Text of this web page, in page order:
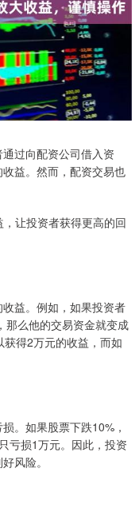
过向配资公司借入资
益。然而，配资交易也
让投资者获得更高的回
益。例如，如果投资者
那么他的交易资金就变成
得2万元的收益，而如
。如果股票下跌10%，
亏损1万元。因此，投资
风险。